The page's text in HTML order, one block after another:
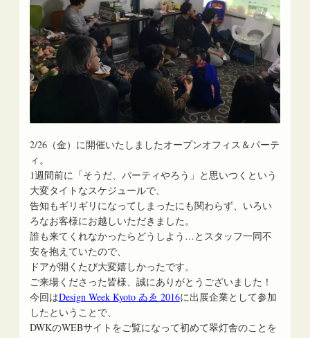
2/26（金）に開催いたしましたオープンオフィス＆パーテ
ィ。
1週間前に「そうだ、パーティやろう」と思いつくという
大変タイトなスケジュールで、
告知もギリギリになってしまったにも関わらず、いろい
ろなお客様にお越しいただきました。
誰も来てくれなかったらどうしよう…とスタッフ一同不
安を抱えていたので、
ドアが開くたび大変嬉しかったです。
ご来場くださった皆様、誠にありがとうございました！
今回はDesign Week Kyoto ゐゑ 2016に出展企業として参加
したということで、
DWKのWEBサイトをご覧になって初めて翠灯舎のことを